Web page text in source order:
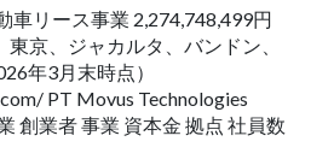
⾞リース事業 2,274,748,499円
東京、ジャカルタ、バンドン、
年3⽉末時点）
PT Movus Technologies
創業者 事業 資本⾦ 拠点 社員数